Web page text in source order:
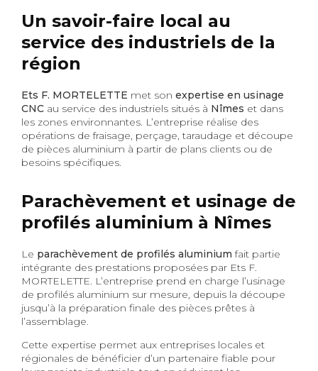
Un savoir-faire local au
service des industriels de la
région
Ets F. MORTELETTE met son expertise en usinage
CNC au service des industriels situés à Nîmes et dans
les zones environnantes. L’entreprise réalise des
opérations de fraisage, perçage, taraudage et découpe
de pièces aluminium à partir de plans clients ou de
besoins spécifiques.
Parachèvement et usinage de
profilés aluminium à Nîmes
Le parachèvement de profilés aluminium fait partie
intégrante des prestations proposées par Ets F.
MORTELETTE. L’entreprise prend en charge l’usinage
de profilés aluminium sur mesure, depuis la découpe
jusqu’à la préparation finale des pièces prêtes à
l’assemblage.
Cette expertise permet aux entreprises locales et
régionales de bénéficier d’un partenaire fiable pour